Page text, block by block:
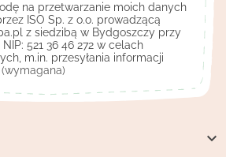

na przetwarzanie moich danych
ISO Sp. z o.o. prowadzącą
z siedzibą w Bydgoszczy przy
NIP: 521 36 46 272 w celach
m.in. przesyłania informacji
(wymagana)